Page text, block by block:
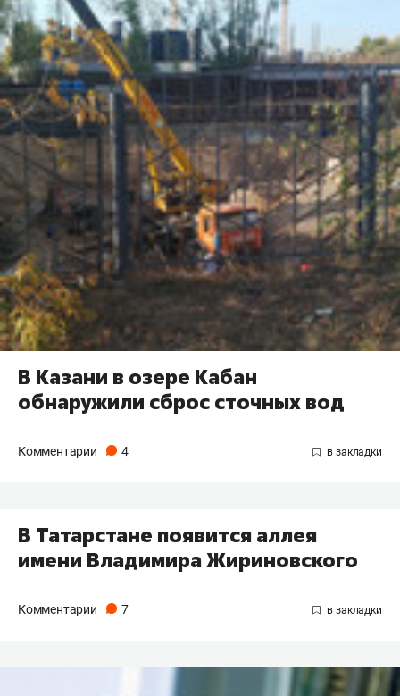
В Казани в озере Кабан
обнаружили сброс сточных вод
Комментарии 4
В Татарстане появится аллея
имени Владимира Жириновского
Комментарии 7